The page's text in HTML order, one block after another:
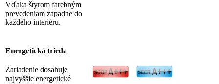
Vďaka štyrom farebným
prevedeniam zapadne do
každého interiéru.
Energetická trieda
Zariadenie dosahuje
najvyššie energetické